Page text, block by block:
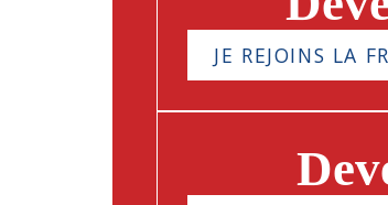
JE REJOINS LA